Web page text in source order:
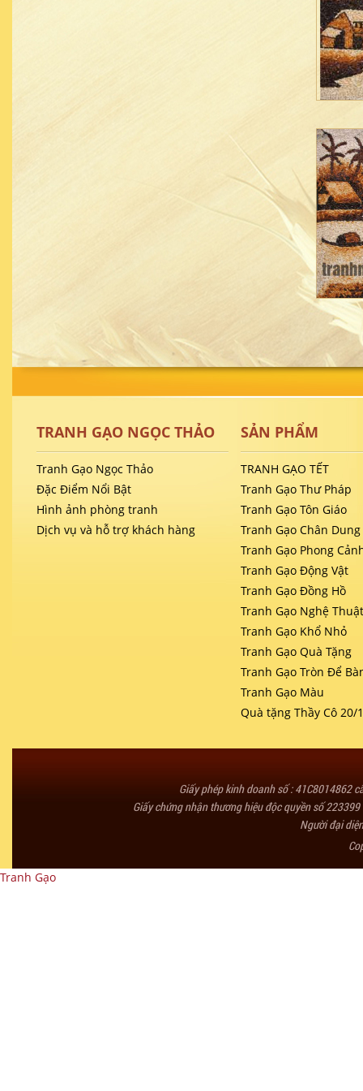
TRANH GẠO NGỌC THẢO
Tranh Gạo Ngọc Thảo
Đặc Điểm Nổi Bật
Hình ảnh phòng tranh
Dịch vụ và hỗ trợ khách hàng
SẢN PHẨM
TRANH GẠO TẾT
Tranh Gạo Thư Pháp
Tranh Gạo Tôn Giáo
Tranh Gạo Chân Dung
Tranh Gạo Phong
Tranh Gạo Động Vật
Tranh Gạo Đồng Hồ
Tranh Gạo Nghệ
Tranh Gạo Khổ Nhỏ
Tranh Gạo Quà Tặng
Tranh Gạo Tròn Để
Tranh Gạo Màu
Quà tặng Thầy Cô 20/
Giấy phép kinh doanh số : 41C8014862
Giấy chứng nhận thương hiệu độc quyền số
Người đại
Tranh Gạo